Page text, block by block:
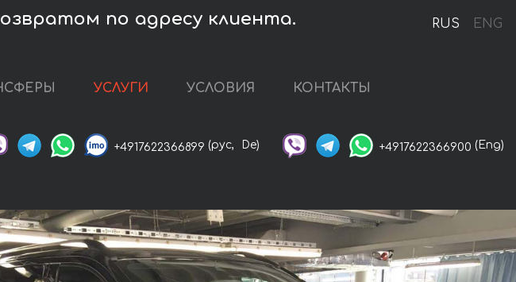
RUS ENG
по адресу клиента.
УСЛУГИ УСЛОВИЯ КОНТАКТЫ
+4917622366899 (рус, De) +4917622366900 (Eng)